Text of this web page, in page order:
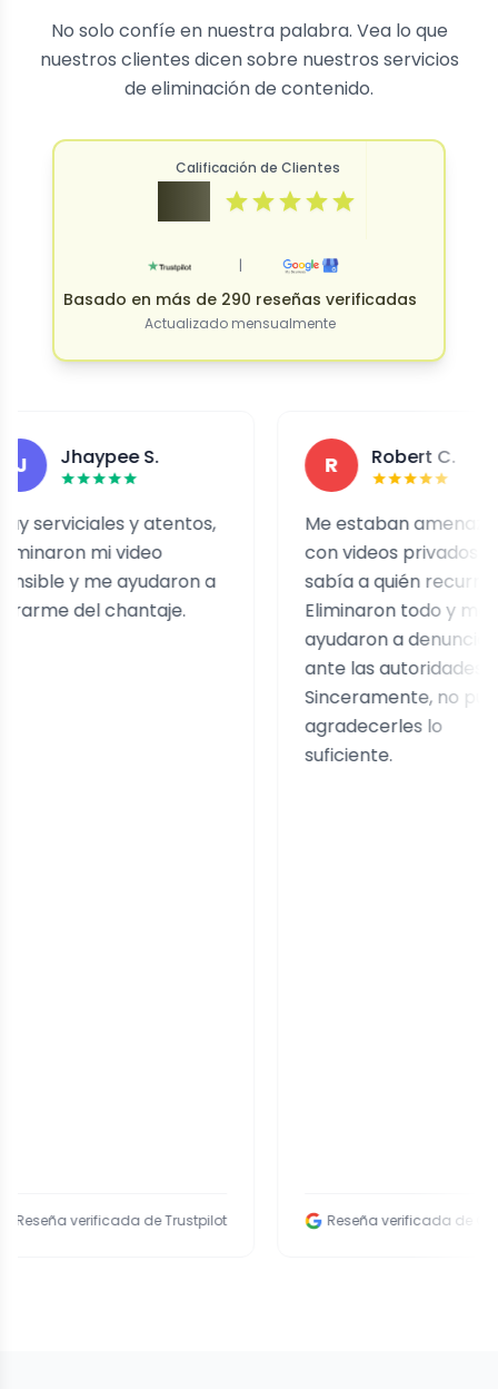
No solo confíe en nuestra palabra. Vea lo que
nuestros clientes dicen sobre nuestros servicios
de eliminación de contenido.
Calificación de Clientes
|
Basado en más de 290 reseñas verificadas
Actualizado mensualmente
Jhaypee S.
y atentos,
mi video
y me ayudaron a
del chantaje.
verificada de Trustpilot
Robert C.
Me estaban amenazando
con videos privados y no
sabía a quién recurrir.
Eliminaron todo y me
ayudaron a denunciarlo
ante las autoridades.
Sinceramente, no puedo
agradecerles lo
suficiente.
Reseña verificada de Google